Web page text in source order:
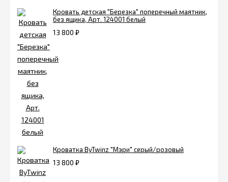
Кровать детская "Березка" поперечный маятник,
без ящика, Арт. 124001 белый
13 800 ₽
Кроватка ByTwinz "Мэри" серый/розовый
13 800 ₽